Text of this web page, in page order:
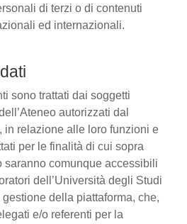
di terzi o di contenuti
ed internazionali.
sono trattati dai soggetti
autorizzati dal
in relazione alle loro funzioni e
per le finalità di cui sopra
saranno comunque accessibili
dell’Università degli Studi
della piattaforma, che,
e/o referenti per la